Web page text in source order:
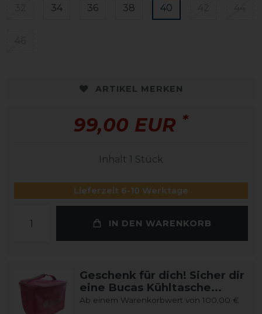
34 36 38 40
ARTIKEL MERKEN
99,00 EUR *
Inhalt 1 Stück
Lieferzeit 6-10 Werktage
IN DEN WARENKORB
Geschenk für dich! Sicher dir
eine Bucas Kühltasche...
Ab einem Warenkorbwert von 100,00 €